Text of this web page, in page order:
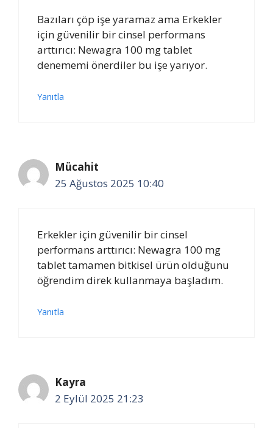
Bazıları çöp işe yaramaz ama Erkekler
için güvenilir bir cinsel performans
arttırıcı: Newagra 100 mg tablet
denememi önerdiler bu işe yarıyor.
Yanıtla
Mücahit
25 Ağustos 2025 10:40
Erkekler için güvenilir bir cinsel
performans arttırıcı: Newagra 100 mg
tablet tamamen bitkisel ürün olduğunu
öğrendim direk kullanmaya başladım.
Yanıtla
Kayra
2 Eylül 2025 21:23